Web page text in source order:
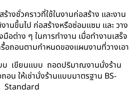
างชั่วคราวที่ใช้ในงานก่อสร้าง และงาน
นขึ้นไป ก่อสร้างหรือซ่อมแซม และ วาง
ต่าง ๆ ในการทำงาน เมื่อทำงานเสร็จ
อถอนตามกำหนดของแผนงานที่วางเอา
บบ เขียนแบบ ถอดปริมาณงานนั่งร้าน
น ให้เช่านั่งร้านแบบมาตรฐาน BS-
Standard